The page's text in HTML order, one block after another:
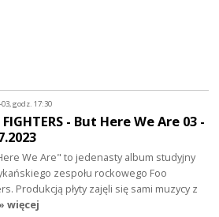
03, godz. 17:30
FIGHTERS - But Here We Are 03 -
We Are" to jedenasty album studyjny
zespołu rockowego Foo
Produkcją płyty zajęli się sami muzycy z
więcej